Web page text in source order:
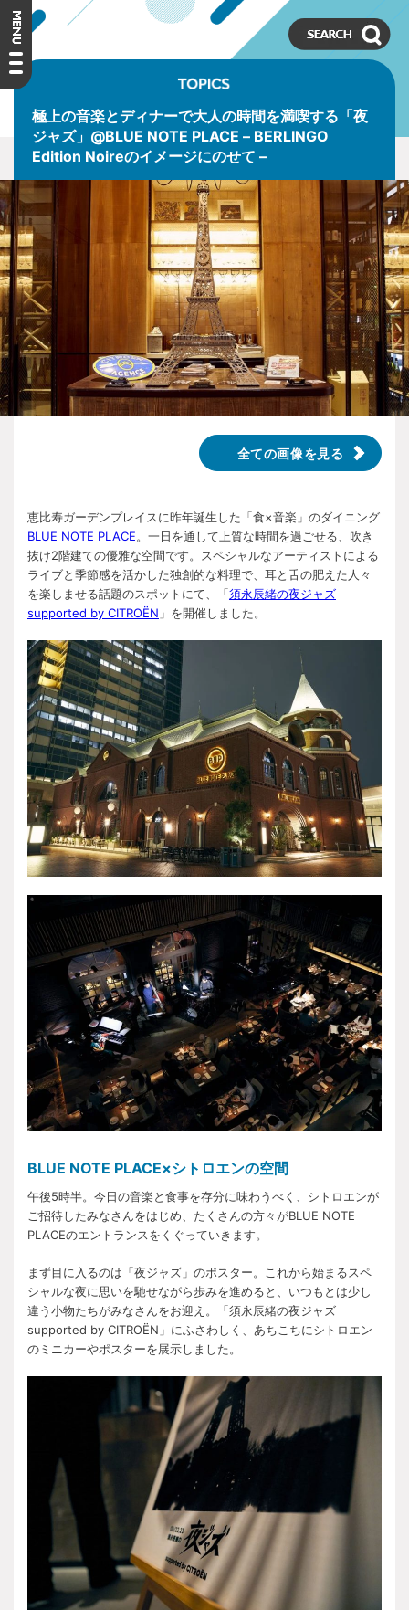
極上の音楽とディナーで大人の時間を満喫する「夜
ジャズ」@BLUE NOTE PLACE – BERLINGO
Edition Noireのイメージにのせて –
全ての画像を見る
恵比寿ガーデンプレイスに昨年誕生した「食×音楽」のダイニング
BLUE NOTE PLACE。一日を通して上質な時間を過ごせる、吹き
抜け2階建ての優雅な空間です。スペシャルなアーティストによる
ライブと季節感を活かした独創的な料理で、耳と舌の肥えた人々
を楽しませる話題のスポットにて、「須永辰緒の夜ジャズ
supported by CITROËN 」を開催しました。
BLUE NOTE PLACE×シトロエンの空間
午後5時半。今日の音楽と食事を存分に味わうべく、シトロエンが
ご招待したみなさんをはじめ、たくさんの方々がBLUE NOTE
PLACEのエントランスをくぐっていきます。
まず目に入るのは「夜ジャズ」のポスター。これから始まるスペ
シャルな夜に思いを馳せながら歩みを進めると、いつもとは少し
違う小物たちがみなさんをお迎え。「須永辰緒の夜ジャズ
supported by CITROËN」にふさわしく、あちこちにシトロエン
のミニカーやポスターを展示しました。